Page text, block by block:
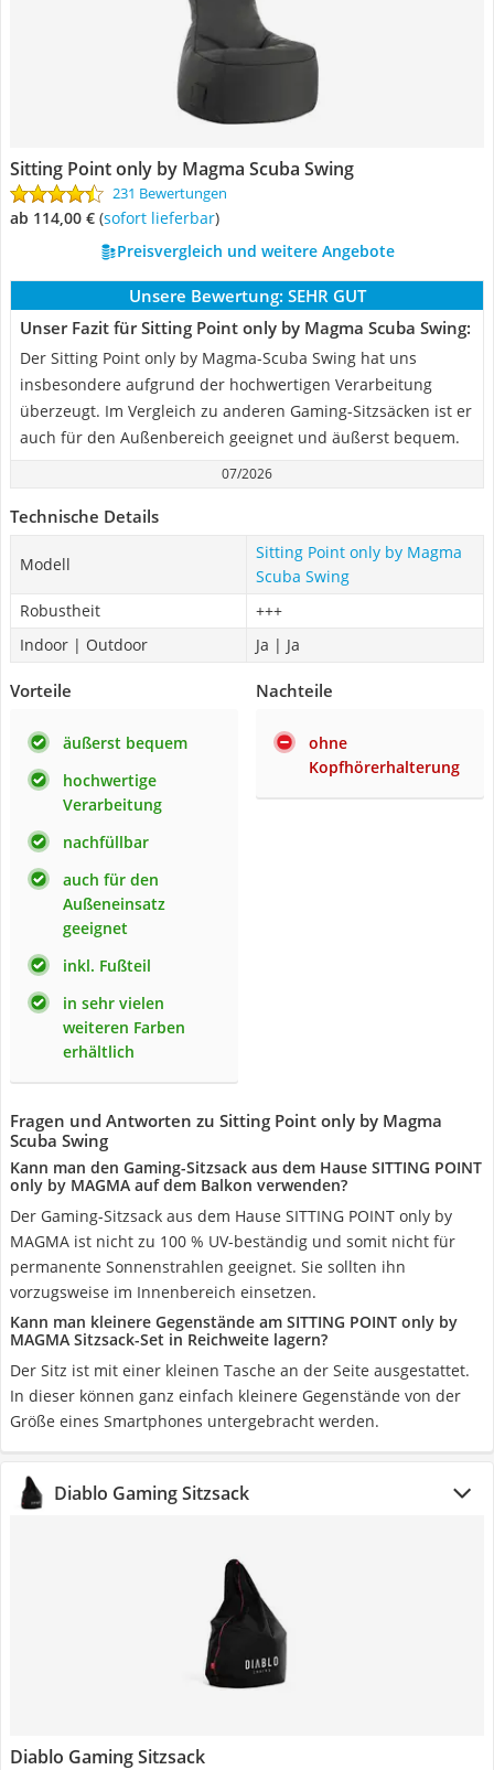
Sitting Point only by Magma Scuba Swing
231 Bewertungen
ab 114,00 € ( Sofort lieferbar)
Preisvergleich und weitere Angebote
Unsere Bewertung: SEHR GUT
Unser Fazit für Sitting Point only by Magma Scuba Swing:
Der Sitting Point only by Magma-Scuba Swing hat uns
insbesondere aufgrund der hochwertigen Verarbeitung
überzeugt. Im Vergleich zu anderen Gaming-Sitzsäcken ist er
auch für den Außenbereich geeignet und äußerst bequem.
07/2026
Technische Details
Modell
Sitting Point only by Magma
Scuba Swing
Robustheit
+++
Indoor | Outdoor
Ja | Ja
Vorteile
äußerst bequem
hochwertige
Verarbeitung
nachfüllbar
auch für den
Außeneinsatz
geeignet
inkl. Fußteil
in sehr vielen
weiteren Farben
erhältlich
Nachteile
ohne
Kopfhörerhalterung
Fragen und Antworten zu Sitting Point only by Magma
Scuba Swing
Kann man den Gaming-Sitzsack aus dem Hause SITTING POINT
only by MAGMA auf dem Balkon verwenden?
Der Gaming-Sitzsack aus dem Hause SITTING POINT only by
MAGMA ist nicht zu 100 % UV-beständig und somit nicht für
permanente Sonnenstrahlen geeignet. Sie sollten ihn
vorzugsweise im Innenbereich einsetzen.
Kann man kleinere Gegenstände am SITTING POINT only by
MAGMA Sitzsack-Set in Reichweite lagern?
Der Sitz ist mit einer kleinen Tasche an der Seite ausgestattet.
In dieser können ganz einfach kleinere Gegenstände von der
Größe eines Smartphones untergebracht werden.
Diablo Gaming Sitzsack
Diablo Gaming Sitzsack